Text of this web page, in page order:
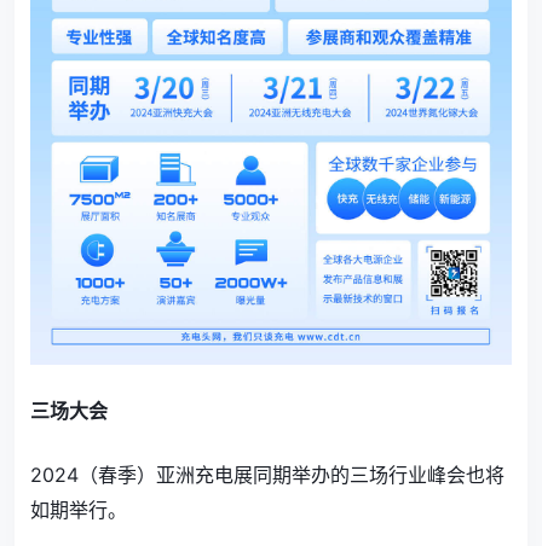
三场大会
2024（春季）亚洲充电展同期举办的三场行业峰会也将
如期举行。